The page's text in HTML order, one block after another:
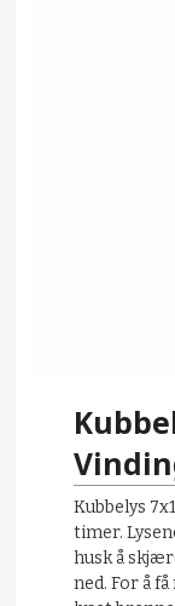
Kubbelys
timer.
husk å
ned. For å